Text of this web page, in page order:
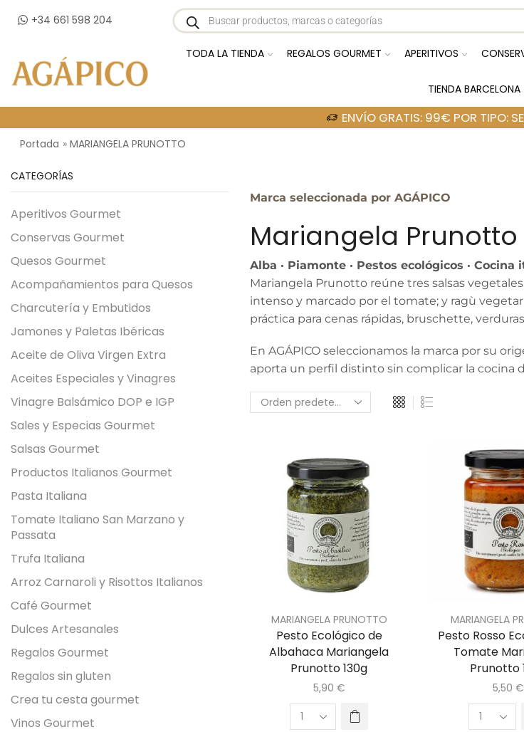
+34 661 598 204
TODA LA TIENDA REGALOS GOURMET APERITIVOS
TIENDA BARCELONA
ENVÍO GRATIS: 99€ POR TIPO:
Portada » MARIANGELA PRUNOTTO
Marca seleccionada por AGÁPICO
Mariangela Prunotto
Alba · Piamonte · Pestos ecológicos · Cocina
Mariangela Prunotto reúne tres salsas
intenso y marcado por el tomate; y ragù
práctica para cenas rápidas, bruschette,
En AGÁPICO seleccionamos la marca por su
aporta un perfil distinto sin complicar la cocina
MARIANGELA PRUNOTTO
Pesto Ecológico de
Albahaca Mariangela
Prunotto 130g
5,90 €
MARIANGELA
Pesto Rosso
Tomate
Prunotto
5,50 €
CATEGORÍAS
Aperitivos Gourmet
Conservas Gourmet
Quesos Gourmet
Acompañamientos para Quesos
Charcutería y Embutidos
Jamones y Paletas Ibéricas
Aceite de Oliva Virgen Extra
Aceites Especiales y Vinagres
Vinagre Balsámico DOP e IGP
Sales y Especias Gourmet
Salsas Gourmet
Productos Italianos Gourmet
Pasta Italiana
Tomate Italiano San Marzano y
Passata
Trufa Italiana
Arroz Carnaroli y Risottos Italianos
Café Gourmet
Dulces Artesanales
Regalos Gourmet
Regalos sin gluten
Crea tu cesta gourmet
Vinos Gourmet